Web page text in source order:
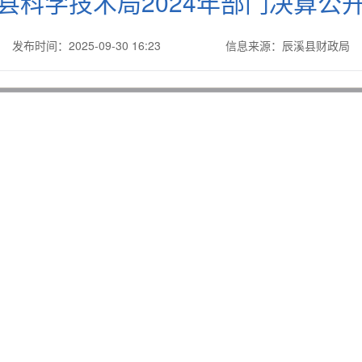
发布时间：2025-09-30 16:23 信息来源：辰溪县财政局